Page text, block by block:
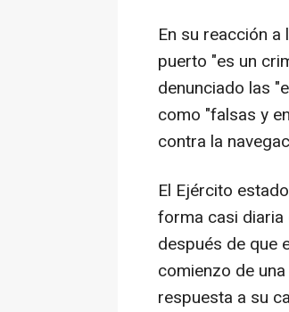
En su reacción
puerto "es un
denunciado las
como "falsas y
contra la
El Ejército
forma casi diaria
después de que
comienzo de
respuesta a su